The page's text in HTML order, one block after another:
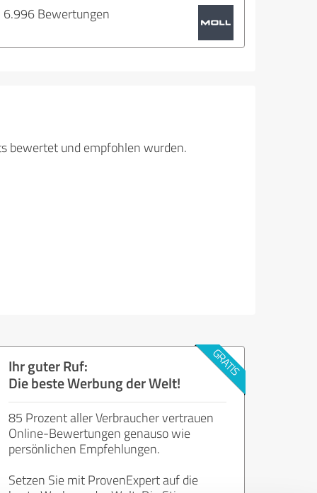
6.996 Bewertungen
bewertet und empfohlen wurden.
Ihr guter Ruf:
Die beste Werbung der Welt!
85 Prozent aller Verbraucher vertrauen
Online-Bewertungen genauso wie
persönlichen Empfehlungen.
Setzen Sie mit ProvenExpert auf die